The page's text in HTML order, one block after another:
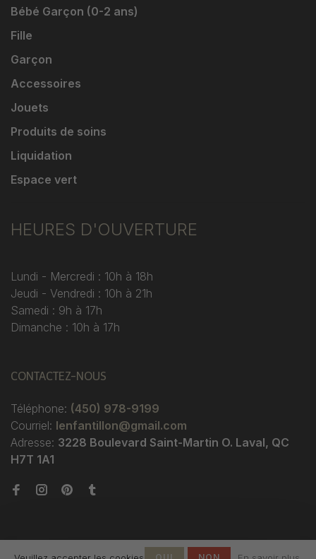
Bébé Garçon (0-2 ans)
Fille
Garçon
Accessoires
Jouets
Produits de soins
Liquidation
Espace vert
HEURES D'OUVERTURE
Lundi - Mercredi : 10h à 18h
Jeudi - Vendredi : 10h à 21h
Samedi : 9h à 17h
Dimanche : 10h à 17h
CONTACTEZ-NOUS
Téléphone: (450) 978-9199
Courriel: lenfantillon@gmail.com
Adresse: 3228 Boulevard Saint-Martin O. Laval, QC
H7T 1A1